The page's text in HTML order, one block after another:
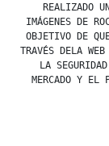
REALIZADO
IMÁGENES DE
OBJETIVO DE
TRAVÉS DELA
LA
MERCADO Y EL